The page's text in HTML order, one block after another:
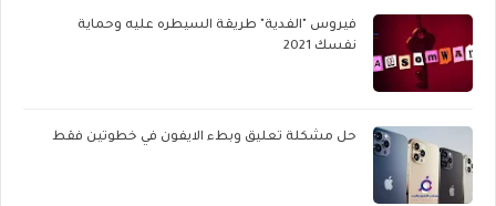
فيروس "الفدية" طريقة السيطره عليه وحماية
نفسك 2021
حل مشكلة تعليق وبطء الايفون في خطوتين فقط